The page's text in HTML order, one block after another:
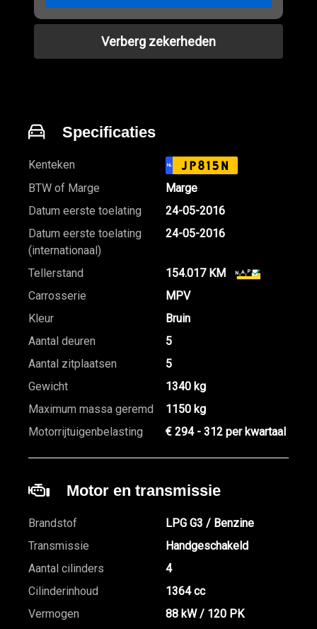
Verberg zekerheden
Specificaties
Kenteken NL JP815N
BTW of Marge
Marge
Datum eerste toelating
24-05-2016
Datum eerste toelating
(internationaal)
24-05-2016
Tellerstand
154.017 KM
Carrosserie
MPV
Kleur
Bruin
Aantal deuren
5
Aantal zitplaatsen
5
Gewicht
1340 kg
Maximum massa geremd
1150 kg
Motorrijtuigenbelasting
€ 294 - 312 per kwartaal
Motor en transmissie
Brandstof
LPG G3 / Benzine
Transmissie
Handgeschakeld
Aantal cilinders
4
Cilinderinhoud
1364 cc
Vermogen
88 kW / 120 PK